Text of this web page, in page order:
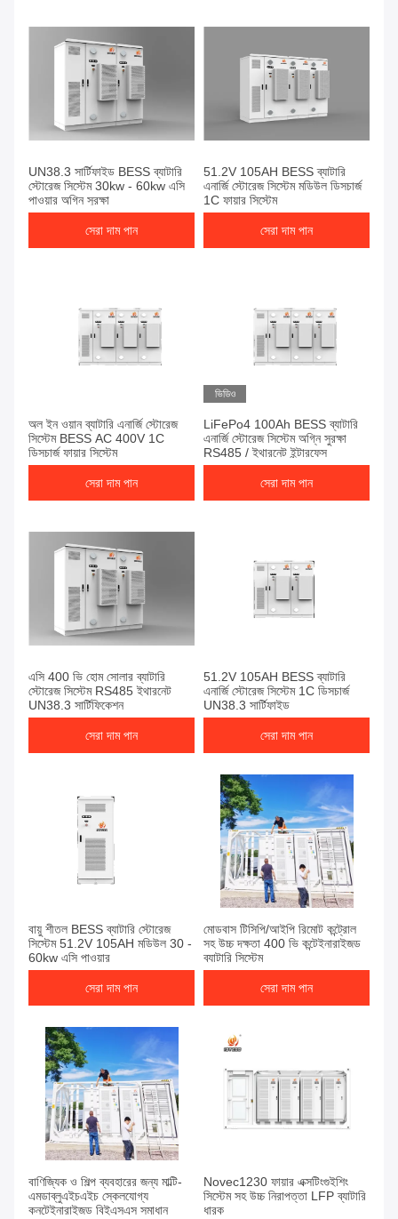
UN38.3 সার্টিফাইড BESS ব্যাটারি
স্টোরেজ সিস্টেম 30kw - 60kw এসি
পাওয়ার অগ্নি সুরক্ষা
সেরা দাম পান
51.2V 105AH BESS ব্যাটারি
এনার্জি স্টোরেজ সিস্টেম মডিউল ডিসচার্জ
1C ফায়ার সিস্টেম
সেরা দাম পান
অল ইন ওয়ান ব্যাটারি এনার্জি স্টোরেজ
সিস্টেম BESS AC 400V 1C
ডিসচার্জ ফায়ার সিস্টেম
সেরা দাম পান
ভিডিও
LiFePo4 100Ah BESS ব্যাটারি
এনার্জি স্টোরেজ সিস্টেম অগ্নি সুরক্ষা
RS485 / ইথারনেট ইন্টারফেস
সেরা দাম পান
এসি 400 ভি হোম সোলার ব্যাটারি
স্টোরেজ সিস্টেম RS485 ইথারনেট
UN38.3 সার্টিফিকেশন
সেরা দাম পান
51.2V 105AH BESS ব্যাটারি
এনার্জি স্টোরেজ সিস্টেম 1C ডিসচার্জ
UN38.3 সার্টিফাইড
সেরা দাম পান
বায়ু শীতল BESS ব্যাটারি স্টোরেজ
সিস্টেম 51.2V 105AH মডিউল 30 -
60kw এসি পাওয়ার
সেরা দাম পান
মোডবাস টিসিপি/আইপি রিমোট কন্ট্রোল
সহ উচ্চ দক্ষতা 400 ভি কন্টেইনারাইজড
ব্যাটারি সিস্টেম
সেরা দাম পান
বাণিজ্যিক ও শিল্প ব্যবহারের জন্য মাল্টি-
এমডাব্লুএইচএইচ স্কেলযোগ্য
কনটেইনারাইজড বিইএসএস সমাধান
Novec1230 ফায়ার এক্সটিংগুইশিং
সিস্টেম সহ উচ্চ নিরাপত্তা LFP ব্যাটারি
ধারক